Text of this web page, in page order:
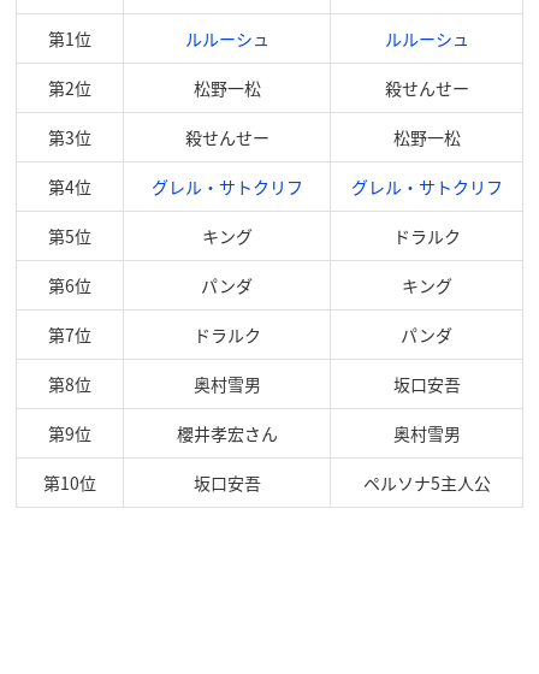
第1位 ルルーシュ ルルーシュ
第2位 松野一松 殺せんせー
第3位 殺せんせー 松野一松
第4位 グレル・サトクリフ グレル・サトクリフ
第5位 キング ドラルク
第6位 パンダ キング
第7位 ドラルク パンダ
第8位 奥村雪男 坂口安吾
第9位 櫻井孝宏さん 奥村雪男
第10位 坂口安吾 ペルソナ5主人公